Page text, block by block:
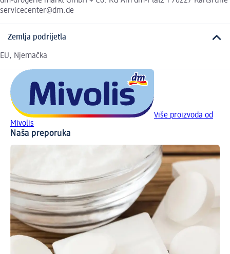
servicecenter@dm.de
Zemlja podrijetla
EU, Njemačka
Više proizvoda od
Mivolis
Naša preporuka